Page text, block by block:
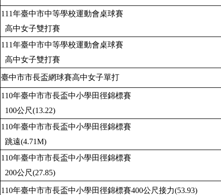
111年臺中市中等學校運動會桌球賽
高中女子雙打賽
111年臺中市中等學校運動會桌球賽
高中女子雙打賽
臺中市市長盃網球賽高中女子單打
110年臺中市市長盃中小學田徑錦標賽
100公尺(13.22)
110年臺中市市長盃中小學田徑錦標賽
跳遠(4.71M)
110年臺中市市長盃中小學田徑錦標賽
200公尺(27.85)
110年臺中市市長盃中小學田徑錦標賽400公尺接力(53.93)